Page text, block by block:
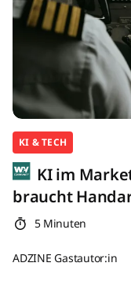
KI & TECH
KI im
braucht
5 Minuten
ADZINE Gastautor:in